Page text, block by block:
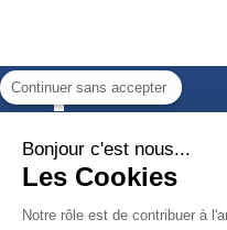
Ligne 1
Entrez votre texte ici
©2020
Continuer sans accepter
Bonjour c'est nous...
Les Cookies
Notre rôle est de contribuer à